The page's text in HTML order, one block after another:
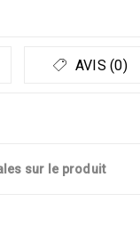
AVIS (0)
sur le produit